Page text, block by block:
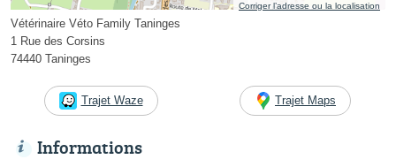
Corriger l’adresse ou la localisation
Vétérinaire Véto Family Taninges
1 Rue des Corsins
74440 Taninges
Trajet Waze Trajet Maps
Informations